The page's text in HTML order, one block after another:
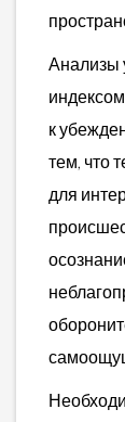
Анализы
к
тем, что
для